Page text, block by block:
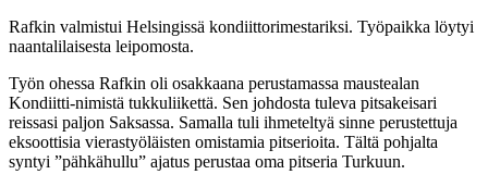
Rafkin valmistui Helsingissä kondiittorimestariksi. Työpaikka löytyi
naantalilaisesta leipomosta.
Työn ohessa Rafkin oli osakkaana perustamassa maustealan
Kondiitti-nimistä tukkuliikettä. Sen johdosta tuleva pitsakeisari
reissasi paljon Saksassa. Samalla tuli ihmeteltyä sinne perustettuja
eksoottisia vierastyöläisten omistamia pitserioita. Tältä pohjalta
syntyi ”pähkähullu” ajatus perustaa oma pitseria Turkuun.